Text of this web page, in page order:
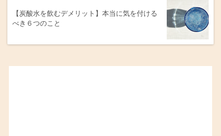
【炭酸水を飲むデメリット】本当に気を付ける
べき６つのこと